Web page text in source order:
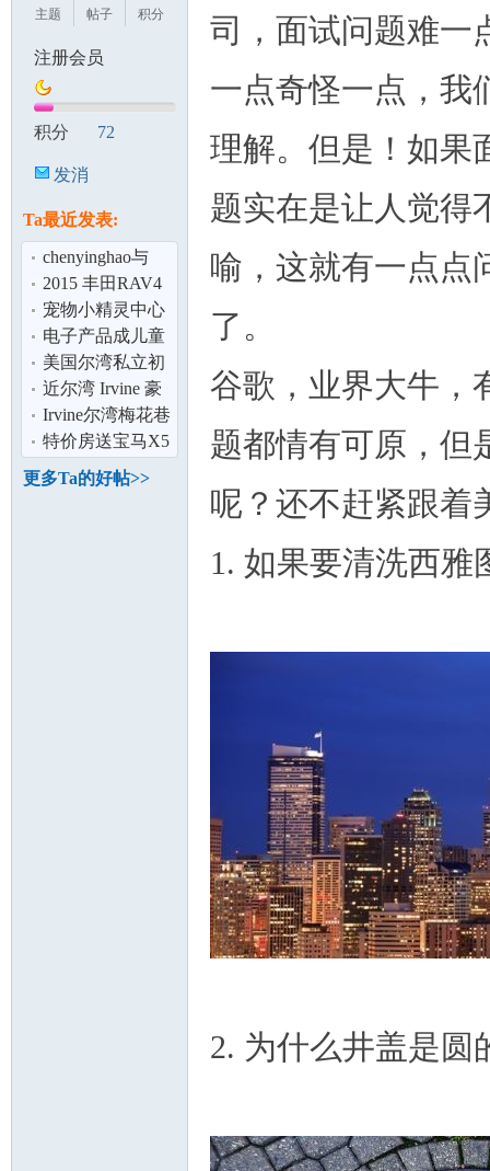
主题
帖子
积分
注册会员
积分 72
发消
Ta最近发表:
chenyinghao与
linli
2015 丰田RAV4
（白色）
宠物小精灵中心
发布的真人大小
的毛绒玩具
电子产品成儿童
近视主因 中年后
恐致盲
美国尔湾私立初
高中学校和寄宿
家庭94933524
近尔湾 Irvine 豪
华别墅 （高级大
套房）出
Irvine尔湾梅花巷
公寓房出租
特价房送宝马X5
车使
用,Irvine（尔
更多Ta的好帖>>
司，面试问题难一
一点奇怪一点，我
理解。但是！如果
题实在是让人觉得
喻，这就有一点点
了。
谷歌，业界大牛，
题都情有可原，但
呢？还不赶紧跟着
1. 如果要清洗西雅
2. 为什么井盖是圆